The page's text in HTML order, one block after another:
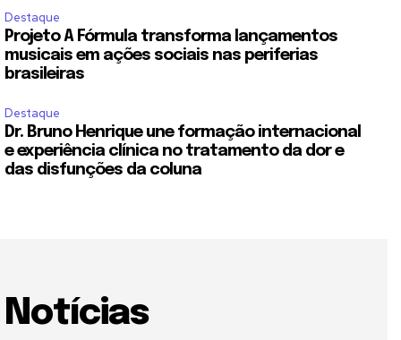
Destaque
Projeto A Fórmula transforma lançamentos
musicais em ações sociais nas periferias
brasileiras
Destaque
Dr. Bruno Henrique une formação internacional
e experiência clínica no tratamento da dor e
das disfunções da coluna
Notícias